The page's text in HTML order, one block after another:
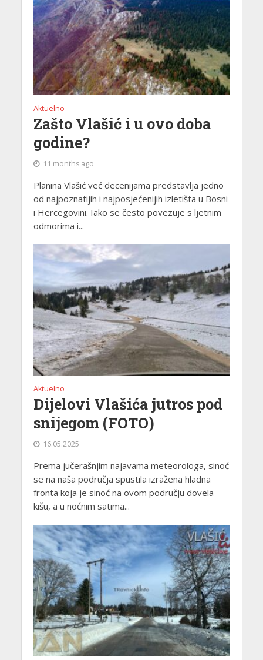
Aktuelno
Zašto Vlašić i u ovo doba
godine?
11 months ago
Planina Vlašić već decenijama predstavlja jedno
od najpoznatijih i najposjećenijih izletišta u Bosni
i Hercegovini. Iako se često povezuje s ljetnim
odmorima i...
Aktuelno
Dijelovi Vlašića jutros pod
snijegom (FOTO)
16.05.2025
Prema jučerašnjim najavama meteorologa, sinoć
se na naša područja spustila izražena hladna
fronta koja je sinoć na ovom području dovela
kišu, a u noćnim satima...